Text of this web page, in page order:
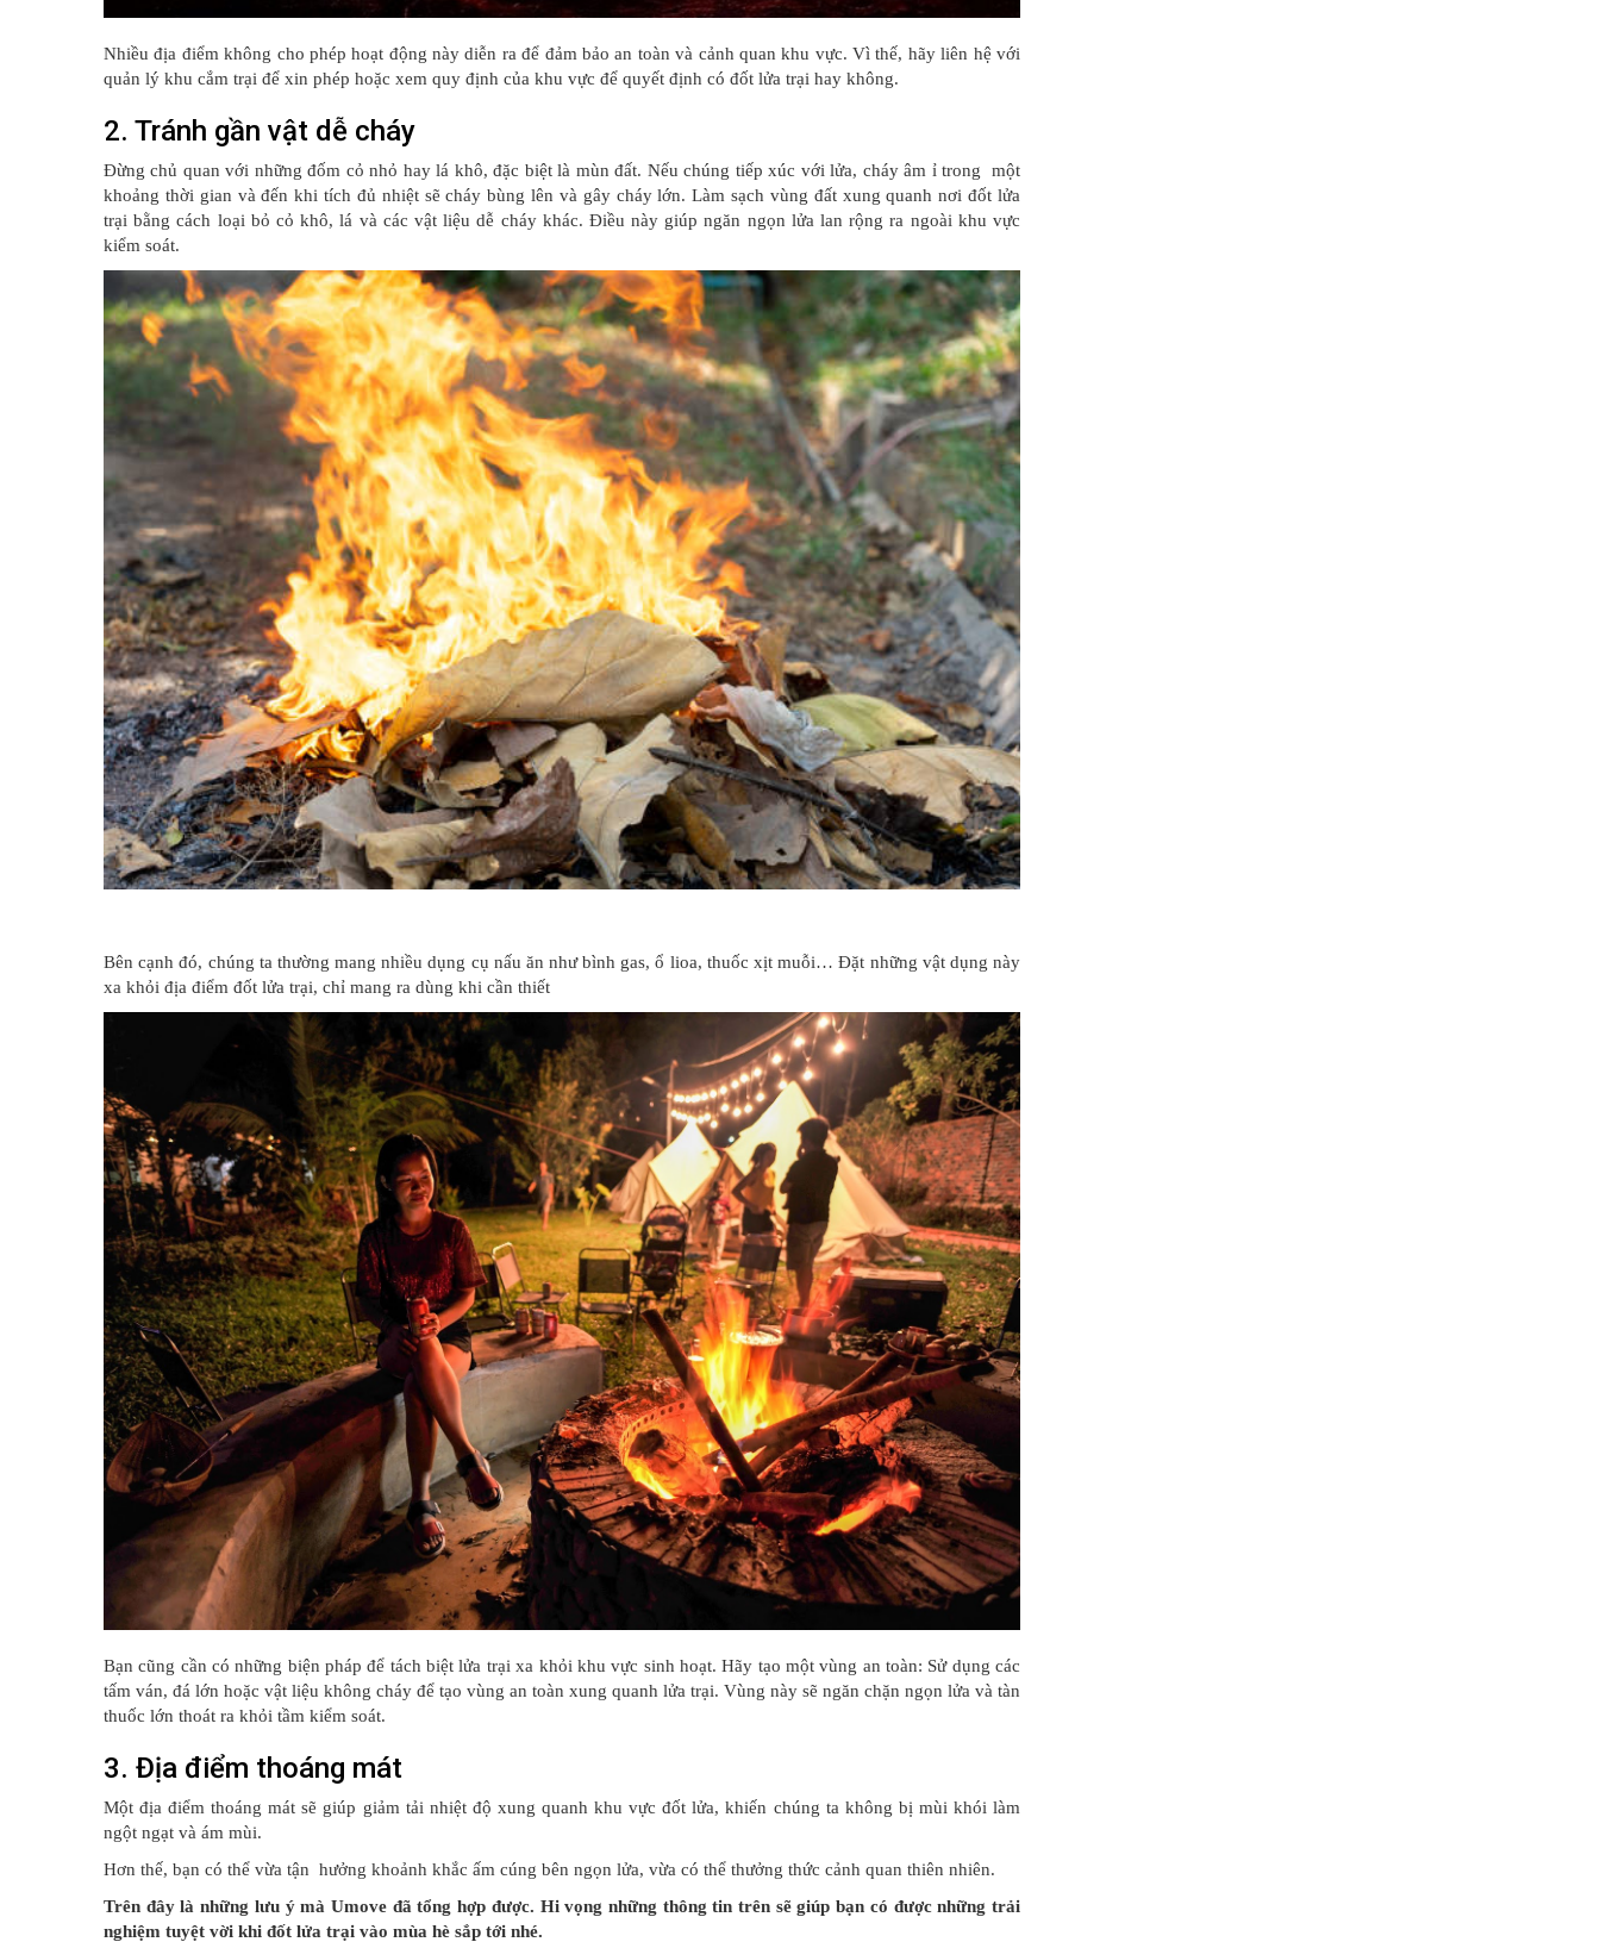
Nhiều địa điểm không cho phép hoạt động này diễn ra để đảm bảo an toàn và cảnh quan khu vực. Vì thế, hãy liên hệ với
quản lý khu cắm trại để xin phép hoặc xem quy định của khu vực để quyết định có đốt lửa trại hay không.
2. Tránh gần vật dễ cháy
Đừng chủ quan với những đốm cỏ nhỏ hay lá khô, đặc biệt là mùn đất. Nếu chúng tiếp xúc với lửa, cháy âm ỉ trong một
khoảng thời gian và đến khi tích đủ nhiệt sẽ cháy bùng lên và gây cháy lớn. Làm sạch vùng đất xung quanh nơi đốt lửa
trại bằng cách loại bỏ cỏ khô, lá và các vật liệu dễ cháy khác. Điều này giúp ngăn ngọn lửa lan rộng ra ngoài khu vực
kiểm soát.
Bên cạnh đó, chúng ta thường mang nhiều dụng cụ nấu ăn như bình gas, ổ lioa, thuốc xịt muỗi… Đặt những vật dụng này
xa khỏi địa điểm đốt lửa trại, chỉ mang ra dùng khi cần thiết
Bạn cũng cần có những biện pháp để tách biệt lửa trại xa khỏi khu vực sinh hoạt. Hãy tạo một vùng an toàn: Sử dụng các
tấm ván, đá lớn hoặc vật liệu không cháy để tạo vùng an toàn xung quanh lửa trại. Vùng này sẽ ngăn chặn ngọn lửa và tàn
thuốc lớn thoát ra khỏi tầm kiểm soát.
3. Địa điểm thoáng mát
Một địa điểm thoáng mát sẽ giúp giảm tải nhiệt độ xung quanh khu vực đốt lửa, khiến chúng ta không bị mùi khói làm
ngột ngạt và ám mùi.
Hơn thế, bạn có thể vừa tận hưởng khoảnh khắc ấm cúng bên ngọn lửa, vừa có thể thưởng thức cảnh quan thiên nhiên.
Trên đây là những lưu ý mà Umove đã tổng hợp được. Hi vọng những thông tin trên sẽ giúp bạn có được những trải
nghiệm tuyệt vời khi đốt lửa trại vào mùa hè sắp tới nhé.